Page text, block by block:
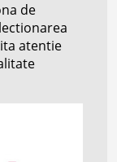
de
atentie